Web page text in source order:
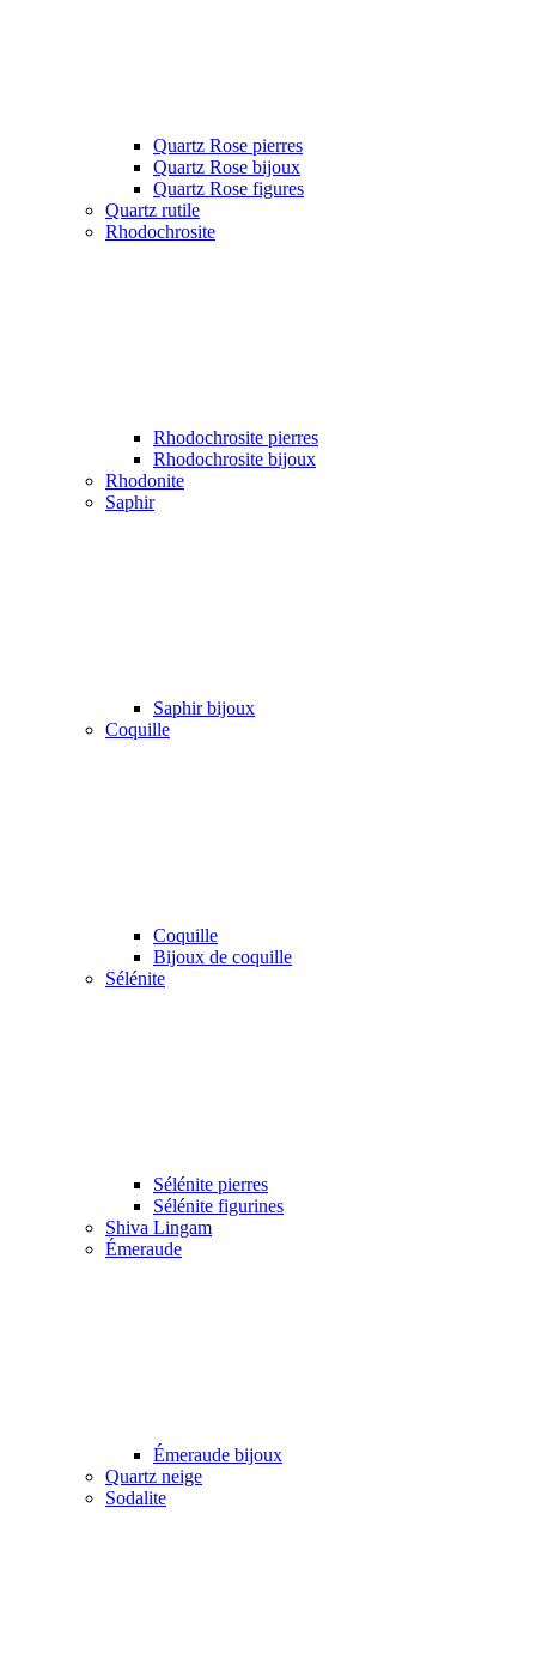
Quartz Rose pierres
Quartz Rose bijoux
Quartz Rose figures
Quartz rutile
Rhodochrosite
Rhodochrosite pierres
Rhodochrosite bijoux
Rhodonite
Saphir
Saphir bijoux
Coquille
Coquille
Bijoux de coquille
Sélénite
Sélénite pierres
Sélénite figurines
Shiva Lingam
Émeraude
Émeraude bijoux
Quartz neige
Sodalite